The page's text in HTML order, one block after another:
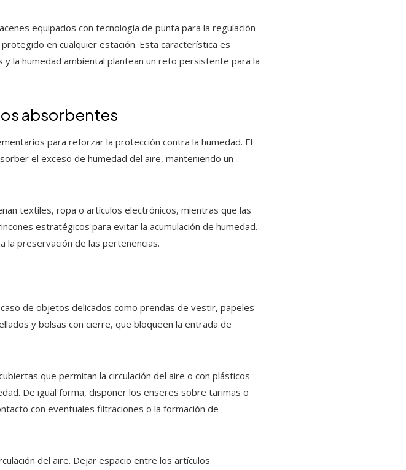
equipados con tecnología de punta para la regulación
en cualquier estación. Esta característica es
y la humedad ambiental plantean un reto persistente para la
absorbentes
para reforzar la protección contra la humedad. El
el exceso de humedad del aire, manteniendo un
textiles, ropa o artículos electrónicos, mientras que las
estratégicos para evitar la acumulación de humedad.
la preservación de las pertenencias.
de objetos delicados como prendas de vestir, papeles
y bolsas con cierre, que bloqueen la entrada de
que permitan la circulación del aire o con plásticos
De igual forma, disponer los enseres sobre tarimas o
con eventuales filtraciones o la formación de
del aire. Dejar espacio entre los artículos